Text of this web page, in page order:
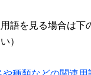
用語を見る場合は下
）